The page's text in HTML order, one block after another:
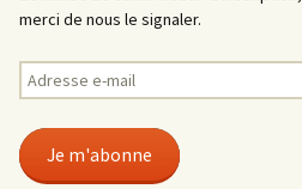
merci de nous le signaler.
Adresse
e-
Je m'abonne